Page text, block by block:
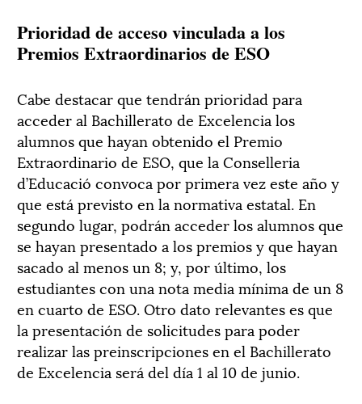
Prioridad de acceso vinculada a los
Premios Extraordinarios de ESO
Cabe destacar que tendrán prioridad para
acceder al Bachillerato de Excelencia los
alumnos que hayan obtenido el Premio
Extraordinario de ESO, que la Conselleria
d’Educació convoca por primera vez este año y
que está previsto en la normativa estatal. En
segundo lugar, podrán acceder los alumnos que
se hayan presentado a los premios y que hayan
sacado al menos un 8; y, por último, los
estudiantes con una nota media mínima de un 8
en cuarto de ESO. Otro dato relevantes es que
la presentación de solicitudes para poder
realizar las preinscripciones en el Bachillerato
de Excelencia será del día 1 al 10 de junio.